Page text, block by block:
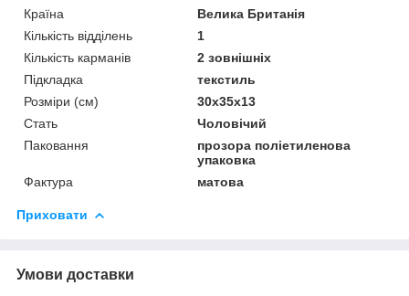
Країна
Велика Британія
Кількість відділень
1
Кількість карманів
2 зовнішніх
Підкладка
текстиль
Розміри (см)
30х35х13
Стать
Чоловічий
Паковання
прозора поліетиленова
упаковка
Фактура
матова
Приховати
Умови доставки